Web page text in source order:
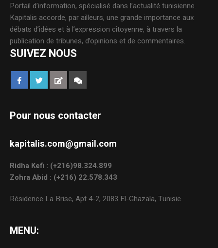
Portail d’information, spécialisé dans l’actualité tunisienne.
Kapitalis accorde, par ailleurs, une grande importance aux
débats d’idées et à l’expression citoyenne, à travers la
publication de tribunes, d’opinions et de commentaires.
SUIVEZ NOUS
Pour nous contacter
kapitalis.com@gmail.com
Ridha Kefi : (+216)98.324.899
Zohra Abid : (+216) 22.578.343
Résidence La Brise, Apt 4-2, 2083 El-Ghazala, Tunisie.
MENU: